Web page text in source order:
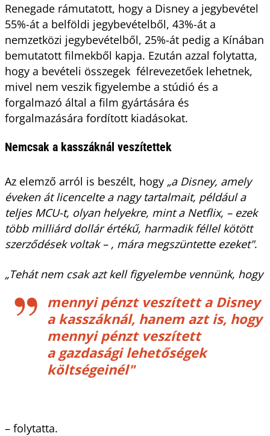
Renegade rámutatott, hogy a Disney a jegybevétel
55%-át a belföldi jegybevételből, 43%-át a
nemzetközi jegybevételből, 25%-át pedig a Kínában
bemutatott filmekből kapja. Ezután azzal folytatta,
hogy a bevételi összegek félrevezetőek lehetnek,
mivel nem veszik figyelembe a stúdió és a
forgalmazó által a film gyártására és
forgalmazására fordított kiadásokat.
Nemcsak a kasszáknál veszítettek
Az elemző arról is beszélt, hogy „a Disney, amely
éveken át licencelte a nagy tartalmait, például a
teljes MCU-t, olyan helyekre, mint a Netflix, – ezek
több milliárd dollár értékű, harmadik féllel kötött
szerződések voltak – , mára megszüntette ezeket".
„Tehát nem csak azt kell figyelembe vennünk, hogy
mennyi pénzt veszített a Disney
a kasszáknál, hanem azt is, hogy
mennyi pénzt veszített
a gazdasági lehetőségek
költségeinél"
– folytatta.